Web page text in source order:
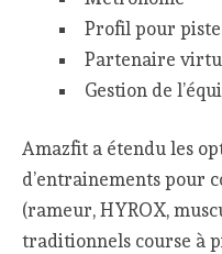
Profil pour piste
Partenaire
Gestion de
Amazfit a étendu les
d’entrainements pour
(rameur, HYROX,
traditionnels course à